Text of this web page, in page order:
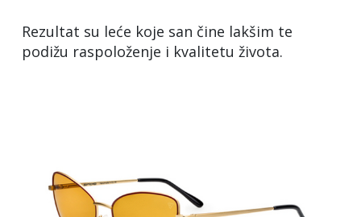
Rezultat su leće koje san čine lakšim te
podižu raspoloženje i kvalitetu života.